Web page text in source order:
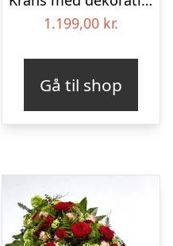
1.199,00 kr.
Gå til shop